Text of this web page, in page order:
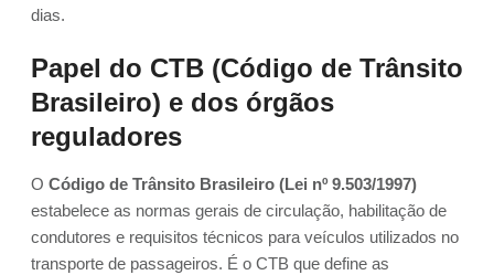
dias.
Papel do CTB (Código de Trânsito
Brasileiro) e dos órgãos
reguladores
O Código de Trânsito Brasileiro (Lei nº 9.503/1997)
estabelece as normas gerais de circulação, habilitação de
condutores e requisitos técnicos para veículos utilizados no
transporte de passageiros. É o CTB que define as